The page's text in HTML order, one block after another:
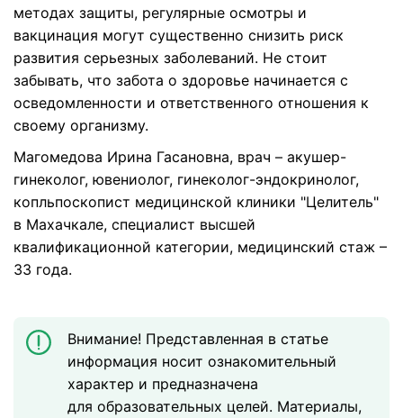
методах защиты, регулярные осмотры и
вакцинация могут существенно снизить риск
развития серьезных заболеваний. Не стоит
забывать, что забота о здоровье начинается с
осведомленности и ответственного отношения к
своему организму.
Магомедова Ирина Гасановна, врач – акушер-
гинеколог, ювениолог, гинеколог-эндокринолог,
копльпоскопист медицинской клиники "Целитель"
в Махачкале, специалист высшей
квалификационной категории, медицинский стаж –
33 года.
Внимание! Представленная в статье
информация носит ознакомительный
характер и предназначена
для образовательных целей. Материалы,